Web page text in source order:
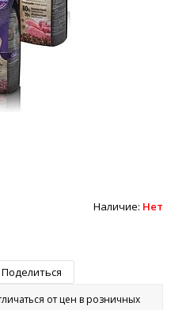
Наличие: Нет
Поделиться
от цен в розничных